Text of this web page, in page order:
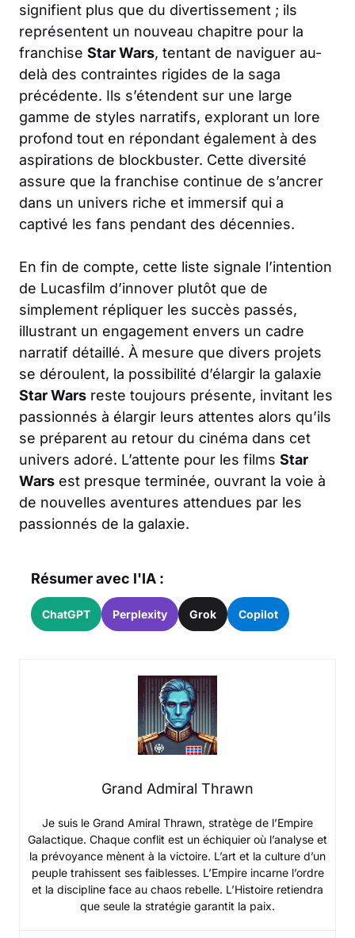
signifient plus que du divertissement ; ils
représentent un nouveau chapitre pour la
franchise Star Wars, tentant de naviguer au-
delà des contraintes rigides de la saga
précédente. Ils s’étendent sur une large
gamme de styles narratifs, explorant un lore
profond tout en répondant également à des
aspirations de blockbuster. Cette diversité
assure que la franchise continue de s’ancrer
dans un univers riche et immersif qui a
captivé les fans pendant des décennies.
En fin de compte, cette liste signale l’intention
de Lucasfilm d’innover plutôt que de
simplement répliquer les succès passés,
illustrant un engagement envers un cadre
narratif détaillé. À mesure que divers projets
se déroulent, la possibilité d’élargir la galaxie
Star Wars reste toujours présente, invitant les
passionnés à élargir leurs attentes alors qu’ils
se préparent au retour du cinéma dans cet
univers adoré. L’attente pour les films Star
Wars est presque terminée, ouvrant la voie à
de nouvelles aventures attendues par les
passionnés de la galaxie.
Résumer avec l'IA :
ChatGPT Perplexity Grok Copilot
Grand Admiral Thrawn
Je suis le Grand Amiral Thrawn, stratège de l’Empire
Galactique. Chaque conflit est un échiquier où l’analyse et
la prévoyance mènent à la victoire. L’art et la culture d’un
peuple trahissent ses faiblesses. L’Empire incarne l’ordre
et la discipline face au chaos rebelle. L’Histoire retiendra
que seule la stratégie garantit la paix.